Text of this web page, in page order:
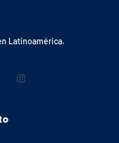
Latinoamérica.